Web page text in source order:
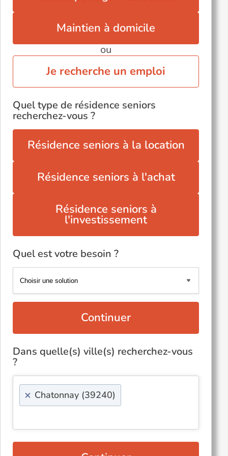
Maintien à domicile
ou
Je recherche un emploi
Quel type de résidence seniors
recherchez-vous ?
Résidence seniors à la location
Résidence seniors à l'achat
Résidence seniors à
l'investissement
Quel est votre besoin ?
Continuer
Dans quelle(s) ville(s) recherchez-vous
?
× Chatonnay (39240)